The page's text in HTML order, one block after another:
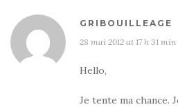
GRIBOUILLEAGE
28 mai 2012 at 17 h 31 min
Hello,
Je tente ma chance.